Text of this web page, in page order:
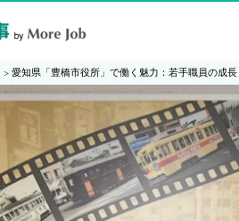
愛知県「豊橋市役所」で働く魅力：若手職員の成